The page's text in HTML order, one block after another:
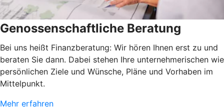
Genossenschaftliche Beratung
Bei uns heißt Finanzberatung: Wir hören Ihnen erst zu und
beraten Sie dann. Dabei stehen Ihre unternehmerischen wie
persönlichen Ziele und Wünsche, Pläne und Vorhaben im
Mittelpunkt.
Mehr erfahren